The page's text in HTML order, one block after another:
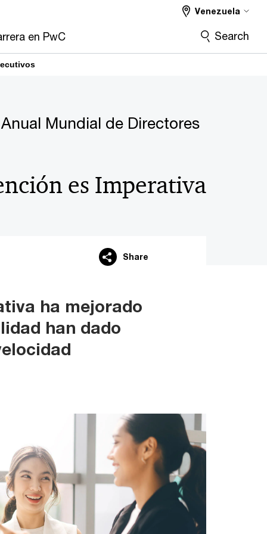
en PwC
Venezuela
Search
Mundial de Directores
es Imperativa
Share
ha mejorado
han dado